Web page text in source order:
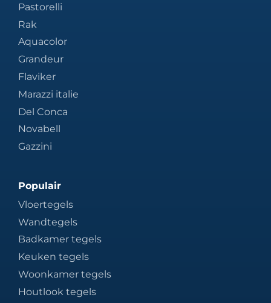
Pastorelli
Rak
Aquacolor
Grandeur
Flaviker
Marazzi italie
Del Conca
Novabell
Gazzini
Populair
Vloertegels
Wandtegels
Badkamer tegels
Keuken tegels
Woonkamer tegels
Houtlook tegels